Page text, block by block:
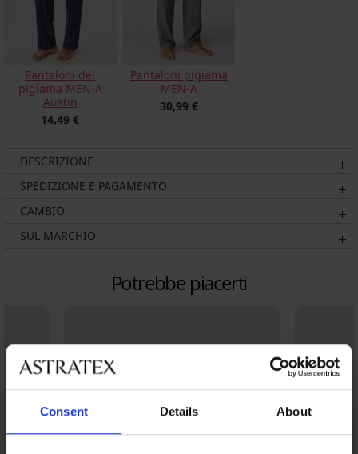
Consent Details About
Pantaloni del
pigiama MEN-A
Austin
14,49 €
Pantaloni pigiama
MEN-A
30,99 €
DESCRIZIONE
SPEDIZIONE E PAGAMENTO
CAMBIO
SUL MARCHIO
Potrebbe piacerti